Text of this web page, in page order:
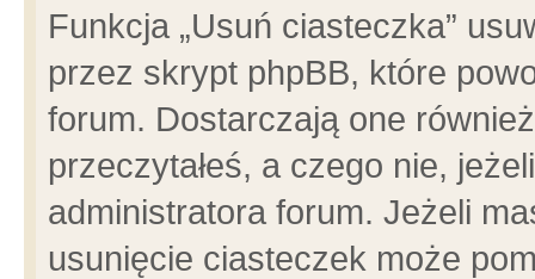
Funkcja „Usuń ciasteczka”
przez skrypt phpBB, które
forum. Dostarczają one
przeczytałeś, a czego nie,
administratora forum. Jeżeli
usunięcie ciasteczek może